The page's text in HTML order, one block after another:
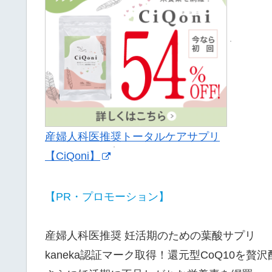
産婦人科医推奨トータルケアサプリ
【CiQoni】
【PR・プロモーション】
産婦人科医推奨 妊活期のための葉酸サプリ
kaneka認証マーク取得！還元型CoQ10を贅沢